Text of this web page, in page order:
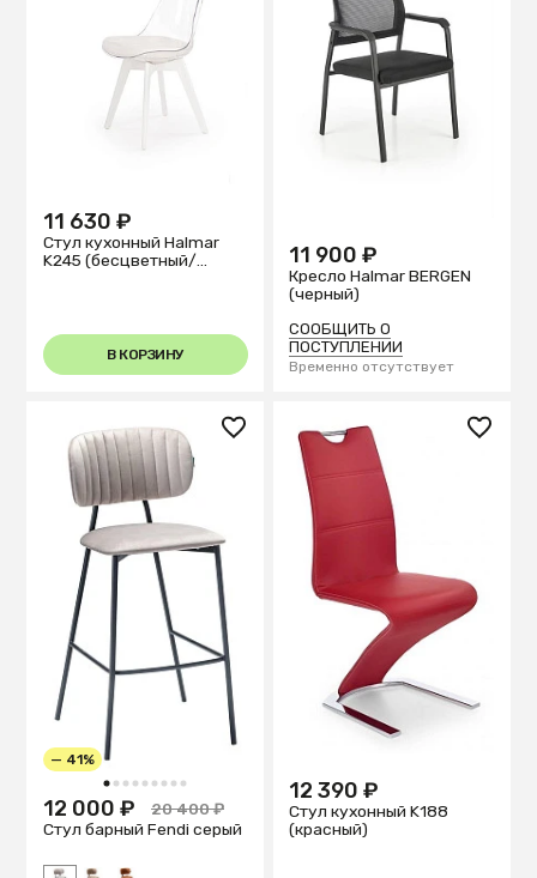
11 630 ₽
Стул кухонный Halmar
K245 (бесцветный/
В КОРЗИНУ
11 900 ₽
Кресло Halmar BERGEN
(черный)
СООБЩИТЬ О
ПОСТУПЛЕНИИ
Временно отсутствует
1 2 3 4 5 6 7 8 9
— 41%
12 000 ₽
20 400 ₽
Стул барный Fendi серый
12 390 ₽
Стул кухонный K188
(красный)